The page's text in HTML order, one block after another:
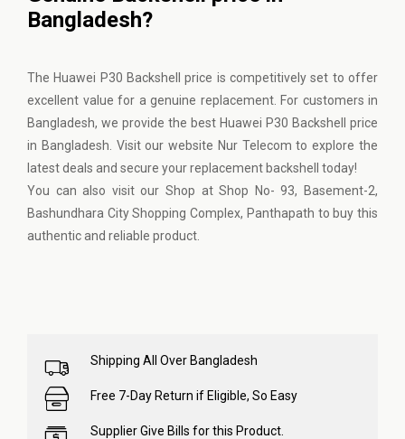
Bangladesh?
The Huawei P30 Backshell price is competitively set to offer
excellent value for a genuine replacement. For customers in
Bangladesh, we provide the best Huawei P30 Backshell price
in Bangladesh. Visit our website Nur Telecom to explore the
latest deals and secure your replacement backshell today!
You can also visit our Shop at Shop No- 93, Basement-2,
Bashundhara City Shopping Complex, Panthapath to buy this
authentic and reliable product.
Shipping All Over Bangladesh
Free 7-Day Return if Eligible, So Easy
Supplier Give Bills for this Product.